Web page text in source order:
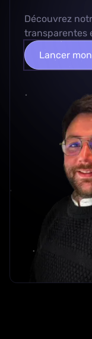
Découvrez
transparentes
Lancer